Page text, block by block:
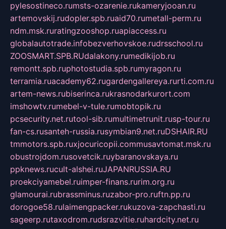
pylesostineco.rumsts-ozarenie.rukameryjooan.ru
artemovskij.rudopler.spb.ruaid70.rumetall-perm.ru
ndm.msk.ruratingzooshop.ruapiaccess.ru
globalautotrade.infobezverhovskoe.rudrsschool.ru
ZOOSMART.SPB.RUdalakony.rumedikijob.ru
remontt.spb.ruphotostudia.spb.rumyragon.ru
terramia.ruacademy62.rugardengallereya.rurti.com.ru
artem-news.rubiserinca.rukrasnodarkurort.com
imshowtv.rumebel-v-tule.rumobtopik.ru
pcsecurity.net.rutool-sib.rumultimetrunit.rusp-tour.ru
fan-cs.rusanteh-russia.rusymbian9.net.ruDSHAIR.RU
tmmotors.spb.ruxjocuricopii.commusavtomat.msk.ru
obustrojdom.rusovetcik.ruybaranovskaya.ru
ppknews.rucult-alshei.ruJAPANRUSSIA.RU
proekciyamebel.ruimper-finans.rurim.org.ru
glamourai.rubrassminus.ruzabor-pro.ruftn.pp.ru
dorogoe58.rulaimengpacker.rukuzova-zapchasti.ru
sageerp.rutaxodrom.rudsrazvitie.ruhardcity.net.ru